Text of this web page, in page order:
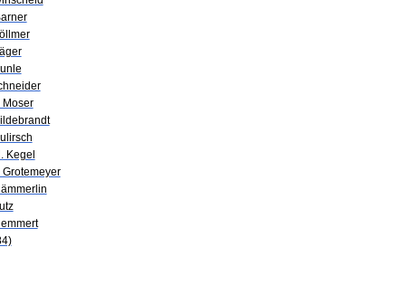
Moser
Kegel
Grotemeyer